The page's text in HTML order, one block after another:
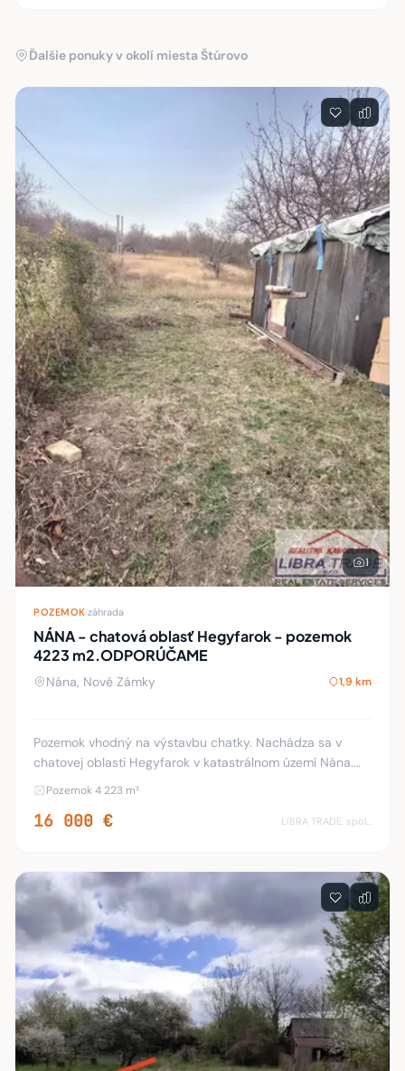
Ďalšie ponuky v okolí miesta Štúrovo
1
POZEMOK záhrada
NÁNA - chatová oblasť Hegyfarok - pozemok
4223 m2.ODPORÚČAME
Nána, Nové Zámky 1,9 km
Pozemok vhodný na výstavbu chatky. Nachádza sa v
chatovej oblasti Hegyfarok v katastrálnom území Nána.
Na predaj pozemok o výmere 4223 m² so záhradnou
Pozemok 4 223 m²
16 000 € LIBRA TRADE, spol.s.r.o.